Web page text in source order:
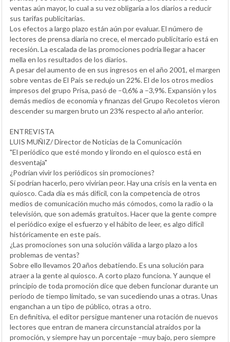
ventas aún mayor, lo cual a su vez obligaría a los diarios a reducir
sus tarifas publicitarias.
Los efectos a largo plazo están aún por evaluar. El número de
lectores de prensa diaria no crece, el mercado publicitario está en
recesión. La escalada de las promociones podría llegar a hacer
mella en los resultados de los diarios.
A pesar del aumento de en sus ingresos en el año 2001, el margen
sobre ventas de El País se redujo un 22%. El de los otros medios
impresos del grupo Prisa, pasó de –0,6% a –3,9%. Expansión y los
demás medios de economía y finanzas del Grupo Recoletos vieron
descender su margen bruto un 23% respecto al año anterior.
ENTREVISTA
LUIS MUÑIZ/ Director de Noticias de la Comunicación
"El periódico que esté mondo y lirondo en el quiosco está en
desventaja"
¿Podrían vivir los periódicos sin promociones?
Sí podrían hacerlo, pero vivirían peor. Hay una crisis en la venta en
quiosco. Cada día es más difícil, con la competencia de otros
medios de comunicación mucho más cómodos, como la radio o la
televisión, que son además gratuitos. Hacer que la gente compre
el periódico exige el esfuerzo y el hábito de leer, es algo difícil
históricamente en este país.
¿Las promociones son una solución válida a largo plazo a los
problemas de ventas?
Sobre ello llevamos 20 años debatiendo. Es una solución para
atraer a la gente al quiosco. A corto plazo funciona. Y aunque el
principio de toda promoción dice que deben funcionar durante un
periodo de tiempo limitado, se van sucediendo unas a otras. Unas
enganchan a un tipo de público, otras a otro.
En definitiva, el editor persigue mantener una rotación de nuevos
lectores que entran de manera circunstancial atraídos por la
promoción, y siempre hay un porcentaje –muy bajo, pero siempre